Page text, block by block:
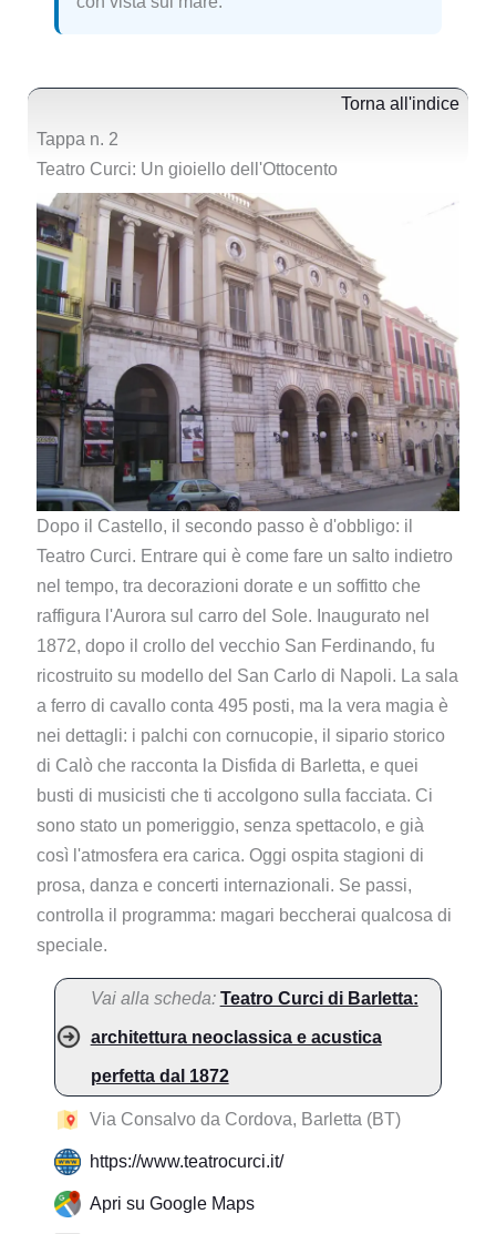
Tappa n. 2
Torna all'indice
Teatro Curci: Un gioiello dell'Ottocento
Dopo il Castello, il secondo passo è d'obbligo: il
Teatro Curci. Entrare qui è come fare un salto indietro
nel tempo, tra decorazioni dorate e un soffitto che
raffigura l'Aurora sul carro del Sole. Inaugurato nel
1872, dopo il crollo del vecchio San Ferdinando, fu
ricostruito su modello del San Carlo di Napoli. La sala
a ferro di cavallo conta 495 posti, ma la vera magia è
nei dettagli: i palchi con cornucopie, il sipario storico
di Calò che racconta la Disfida di Barletta, e quei
busti di musicisti che ti accolgono sulla facciata. Ci
sono stato un pomeriggio, senza spettacolo, e già
così l'atmosfera era carica. Oggi ospita stagioni di
prosa, danza e concerti internazionali. Se passi,
controlla il programma: magari beccherai qualcosa di
speciale.
Vai alla scheda: Teatro Curci di Barletta:
architettura neoclassica e acustica
perfetta dal 1872
Via Consalvo da Cordova, Barletta (BT)
https://www.teatrocurci.it/
Apri su Google Maps